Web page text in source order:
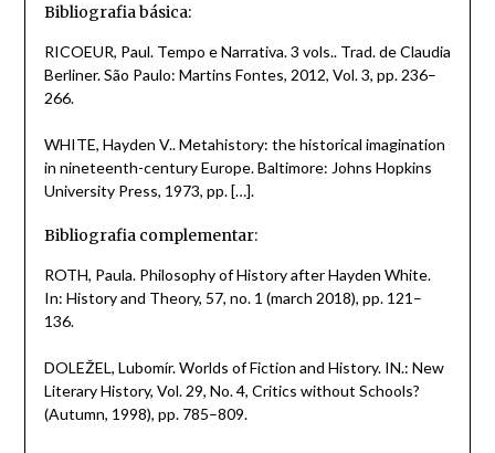
Bibliografia básica:
RICOEUR, Paul. Tempo e Narrativa. 3 vols.. Trad. de Claudia
Berliner. São Paulo: Martins Fontes, 2012, Vol. 3, pp. 236–
266.
WHITE, Hayden V.. Metahistory: the historical imagination
in nineteenth-century Europe. Baltimore: Johns Hopkins
University Press, 1973, pp. […].
Bibliografia complementar:
ROTH, Paula. Philosophy of History after Hayden White.
In: History and Theory, 57, no. 1 (march 2018), pp. 121–
136.
DOLEŽEL, Lubomír. Worlds of Fiction and History. IN.: New
Literary History, Vol. 29, No. 4, Critics without Schools?
(Autumn, 1998), pp. 785–809.